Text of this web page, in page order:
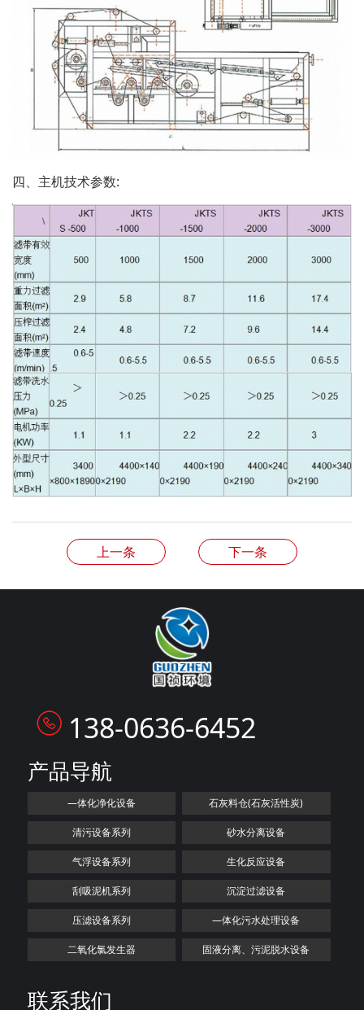
四、主机技术参数:
上一条 下一条
138-0636-6452
产品导航
—体化净化设备 石灰料仓(石灰活性炭)
清污设备系列 砂水分离设备
气浮设备系列 生化反应设备
刮吸泥机系列 沉淀过滤设备
压滤设备系列 —体化污水处理设备
二氧化氯发生器 固液分离、污泥脱水设备
联系我们